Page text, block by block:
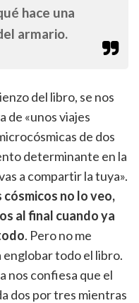
hace una
armario.
del libro, se nos
de «unos viajes
de dos
determinante en la
a compartir la tuya».
no lo veo,
al final cuando ya
. Pero no me
todo el libro.
nos confiesa que el
dos por tres mientras